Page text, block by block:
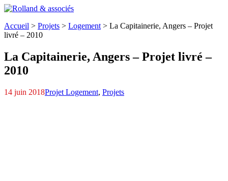
Accueil > Projets > Logement > La Capitainerie, Angers – Projet
livré – 2010
La Capitainerie, Angers – Projet livré –
2010
14 juin 2018Projet Logement, Projets